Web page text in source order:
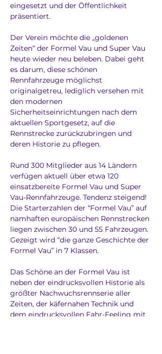
eingesetzt und der Öffentlichkeit
präsentiert.
Der Verein möchte die „goldenen
Zeiten“ der Formel Vau und Super Vau
heute wieder neu beleben. Dabei geht
es darum, diese schönen
Rennfahrzeuge möglichst
originalgetreu, lediglich versehen mit
den modernen
Sicherheitseinrichtungen nach dem
aktuellen Sportgesetz, auf die
Rennstrecke zurückzubringen und
deren Historie zu pflegen.
Rund 300 Mitglieder aus 14 Ländern
verfügen aktuell über etwa 120
einsatzbereite Formel Vau und Super
Vau-Rennfahrzeuge. Tendenz steigend!
Die Starterzahlen der “Formel Vau” auf
namhaften europäischen Rennstrecken
liegen zwischen 30 und 55 Fahrzeugen.
Gezeigt wird “die ganze Geschichte der
Formel Vau” in 7 Klassen.
Das Schöne an der Formel Vau ist
neben der eindrucksvollen Historie als
größter Nachwuchsrennserie aller
Zeiten, der käfernahen Technik und
dem eindrucksvollen Fahr-Feeling mit